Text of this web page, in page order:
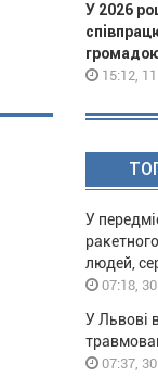
У 2026
15:12,
У
людей,
07:18,
У Львові
07:37,